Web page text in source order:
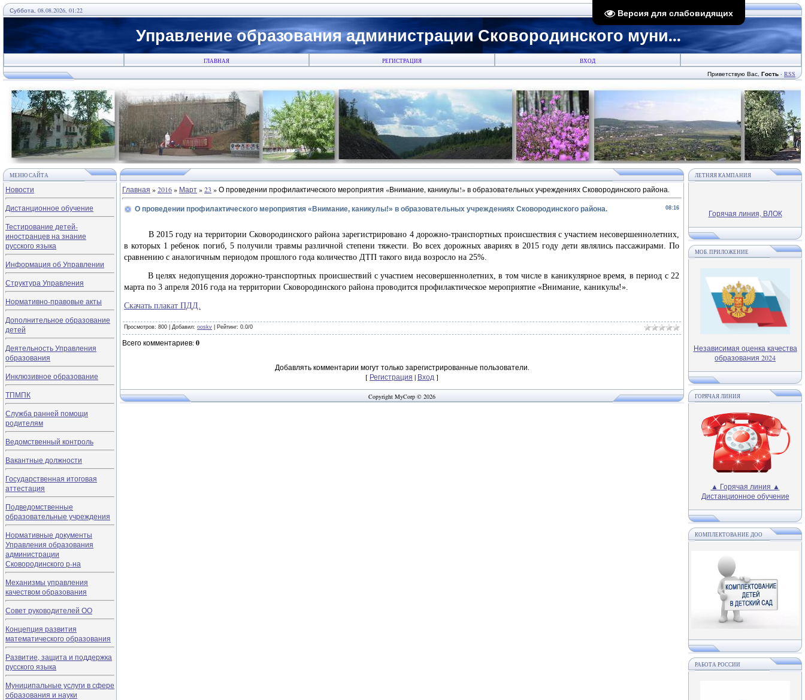
Версия для слабовидящих
Суббота, 08.08.2026, 01:22
Управление образования администрации Сковородинского муни...
ГЛАВНАЯ РЕГИСТРАЦИЯ ВХОД
Приветствую Вас, Гость · RSS
МЕНЮ САЙТА
Новости
Дистанционное обучение
Тестирование детей-
иностранцев на знание
русского языка
Информация об Управлении
Структура Управления
Нормативно-правовые акты
Дополнительное образование
детей
Деятельность Управления
образования
Инклюзивное образование
ТПМПК
Служба ранней помощи
родителям
Ведомственный контроль
Вакантные должности
Государственная итоговая
аттестация
Подведомственные
образовательные учреждения
Нормативные документы
Управления образования
администрации
Сковородинского р-на
Механизмы управления
качеством образования
Совет руководителей ОО
Концепция развития
математического образования
Развитие, защита и поддержка
русского языка
Муниципальные услуги в сфере
образования и науки
Главная »2016» Март»23 » О проведении профилактического мероприятия «Внимание, каникулы!» в образовательных учреждениях Сковородинского района.
08:16
О проведении профилактического мероприятия «Внимание, каникулы!» в образовательных учреждениях Сковородинского района.
В 2015 году на территории Сковородинского района зарегистрировано 4 дорожно-транспортных происшествия с участием несовершеннолетних,
в которых 1 ребенок погиб, 5 получили травмы различной степени тяжести. Во всех дорожных авариях в 2015 году дети являлись пассажирами. По
сравнению с аналогичным периодом прошлого года количество ДТП такого вида возросло на 25%.
В целях недопущения дорожно-транспортных происшествий с участием несовершеннолетних, в том числе в каникулярное время, в период с 22
марта по 3 апреля 2016 года на территории Сковородинского района проводится профилактическое мероприятие «Внимание, каникулы!».
Скачать плакат ПДД.
Просмотров: 800 | Добавил: ooskv Рейтинг: 0.0/0
Всего комментариев:0
Добавлять комментарии могут только зарегистрированные пользователи.
[ Регистрация | Вход ]
Copyright MyCorp © 2026
ЛЕТНЯЯ КАМПАНИЯ
Горячая линия, ВЛОК
МОБ. ПРИЛОЖЕНИЕ
Независимая оценка качества
образования 2024
ГОРЯЧАЯ ЛИНИЯ
▲ Горячая линия ▲
Дистанционное обучение
КОМПЛЕКТОВАНИЕ ДОО
РАБОТА РОССИИ